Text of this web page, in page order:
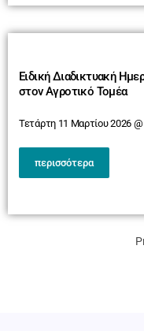
Ειδική Διαδικτυακή
στον Αγροτικό Τομέα
Τετάρτη 11 Μαρτίου 2026
περισσότερα